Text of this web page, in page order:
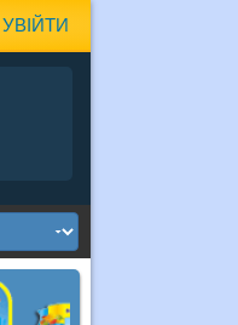
УВІЙТИ